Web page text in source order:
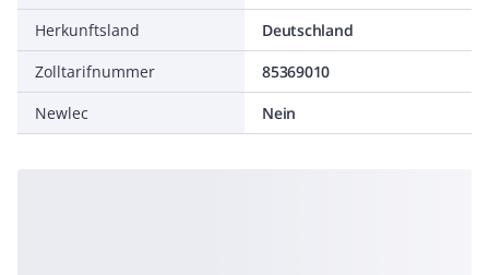
Herkunftsland
Deutschland
Zolltarifnummer
85369010
Newlec
Nein